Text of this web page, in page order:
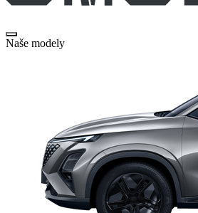
Naše modely